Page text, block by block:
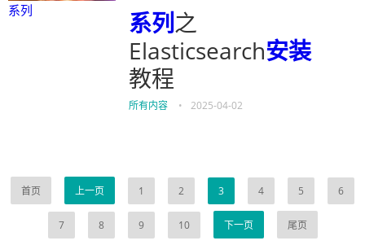
系列 系列之
Elasticsearch安装
教程
所有内容 • 2025-04-02
首页 上一页 1 2 3 4 5 6
7 8 9 10 下一页 尾页